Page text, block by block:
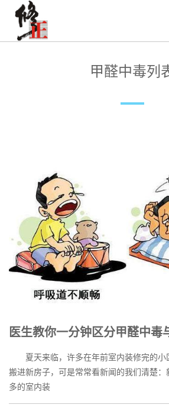
甲醛中毒列
医生教你一分钟区分甲醛中毒
夏天来临，许多在年前室内装修完的小
搬进新房子，可是常常看新闻的我们清楚
多的室内装